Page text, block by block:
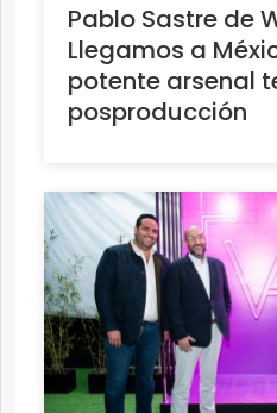
Pablo Sastre de
Llegamos a
potente arsenal
posproducción